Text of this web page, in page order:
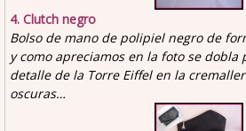
4. Clutch negro
Bolso de mano de polipiel negro de
y como apreciamos en la foto se dobla
detalle de la Torre Eiffel en la
oscuras…